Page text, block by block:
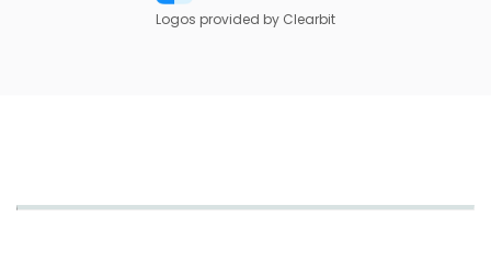
Logos provided by Clearbit